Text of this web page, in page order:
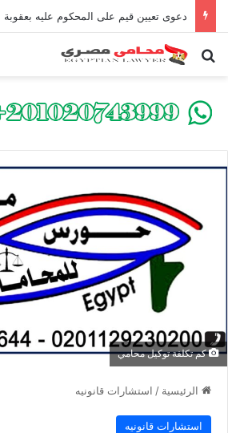
بحث عن
كم تكلفة توكيل محامي
الرئيسية / استشارات قانونيه
استشارات قانونيه